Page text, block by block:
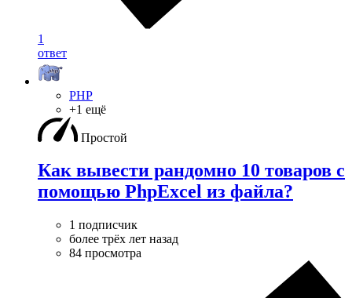
1
ответ
PHP
+1 ещё
Простой
Как вывести рандомно 10 товаров с
помощью PhpExcel из файла?
1 подписчик
более трёх лет назад
84 просмотра